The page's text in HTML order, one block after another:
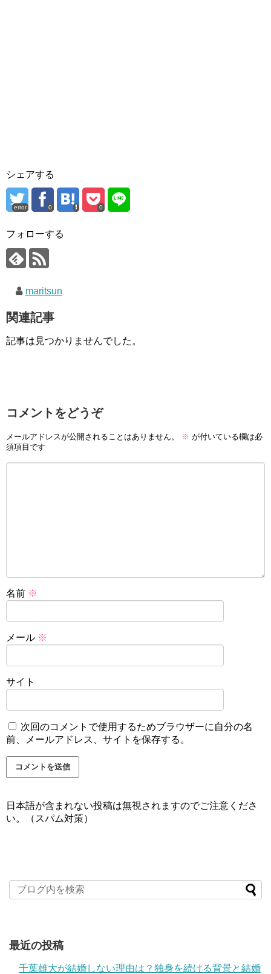
シェアする
error 0 0
フォローする
maritsun
関連記事
記事は見つかりませんでした。
コメントをどうぞ
メールアドレスが公開されることはありません。 ※ が付いている欄は必
須項目です
名前 ※
メール ※
サイト
次回のコメントで使用するためブラウザーに自分の名
前、メールアドレス、サイトを保存する。
日本語が含まれない投稿は無視されますのでご注意くださ
い。（スパム対策）
最近の投稿
千葉雄大が結婚しない理由は？独身を続ける背景と結婚